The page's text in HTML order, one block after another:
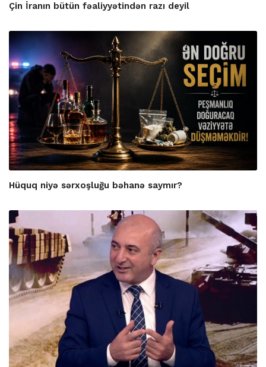
Çin İranın bütün fəaliyyətindən razı deyil
Hüquq niyə sərxoşluğu bəhanə saymır?